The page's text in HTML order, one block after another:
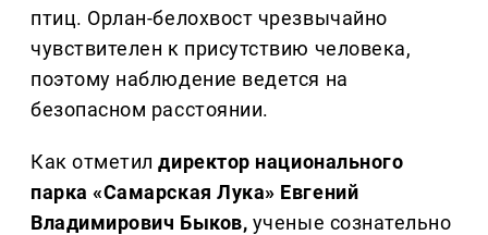
птиц. Орлан-белохвост чрезвычайно
чувствителен к присутствию человека,
поэтому наблюдение ведется на
безопасном расстоянии.
Как отметилдиректор национального
парка «Самарская Лука» Евгений
Владимирович Быков, ученые сознательно